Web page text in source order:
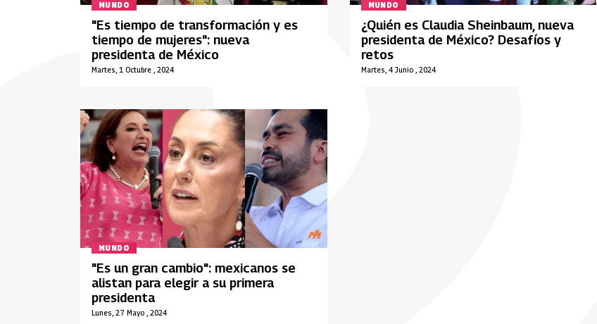
MUNDO
Martes, 1 Octubre , 2024
"Es tiempo de transformación y es
tiempo de mujeres": nueva
presidenta de México
MUNDO
Martes, 4 Junio , 2024
¿Quién es Claudia Sheinbaum, nueva
presidenta de México? Desafíos y
retos
MUNDO
Lunes, 27 Mayo , 2024
"Es un gran cambio": mexicanos se
alistan para elegir a su primera
presidenta